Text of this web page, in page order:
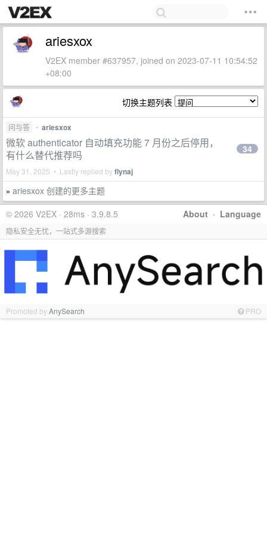
ariesxox
V2EX member #637957, joined on 2023-07-11 10:54:52
+08:00
切换主题列表
问与答 • ariesxox
微软 authenticator 自动填充功能 7 月份之后停用，
有什么替代推荐吗
May 31, 2025 • Lastly replied byflynaj
34
» ariesxox 创建的更多主题
About · Language
© 2026 V2EX · 28ms · 3.9.8.5
隐私安全无忧，一站式多源搜索
Promoted byAnySearch PRO